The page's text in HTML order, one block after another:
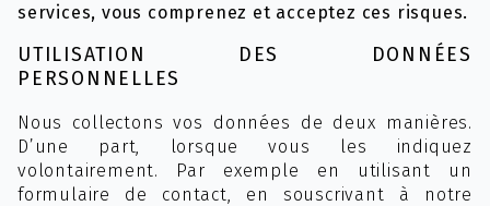
services, vous comprenez et acceptez ces risques.
UTILISATION DES DONNÉES
PERSONNELLES
Nous collectons vos données de deux manières.
D’une part, lorsque vous les indiquez
volontairement. Par exemple en utilisant un
formulaire de contact, en souscrivant à notre